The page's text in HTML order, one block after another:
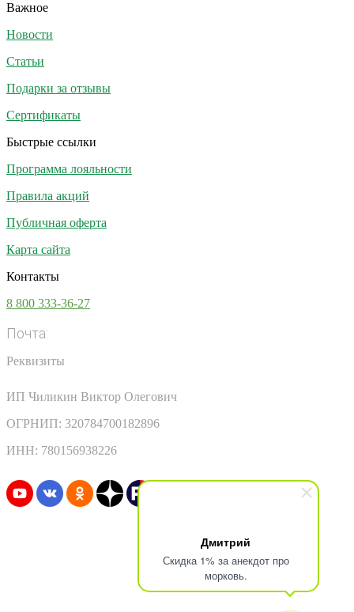
Дмитрий
Скидка 1% за анекдот про
морковь.
Важное
Новости
Статьи
Подарки за отзывы
Сертификаты
Быстрые ссылки
Программа лояльности
Правила акций
Публичная оферта
Карта сайта
Контакты
8 800 333-36-27
Почта:
Реквизиты
ИП Чиликин Виктор Олегович
ОГРНИП: 320784700182896
ИНН: 780156938226
Узнавайте первыми о скидках и акциях